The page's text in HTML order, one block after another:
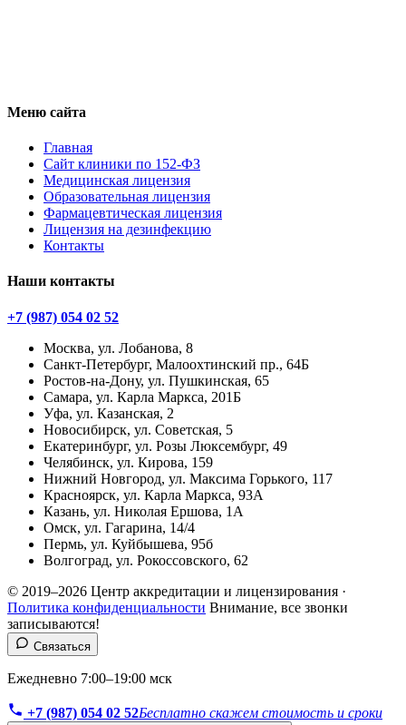
Меню сайта
Главная
Сайт клиники по 152-ФЗ
Медицинская лицензия
Образовательная лицензия
Фармацевтическая лицензия
Лицензия на дезинфекцию
Контакты
Наши контакты
+7 (987) 054 02 52
Москва, ул. Лобанова, 8
Санкт-Петербург, Малоохтинский пр., 64Б
Ростов-на-Дону, ул. Пушкинская, 65
Самара, ул. Карла Маркса, 201Б
Уфа, ул. Казанская, 2
Новосибирск, ул. Советская, 5
Екатеринбург, ул. Розы Люксембург, 49
Челябинск, ул. Кирова, 159
Нижний Новгород, ул. Максима Горького, 117
Красноярск, ул. Карла Маркса, 93А
Казань, ул. Николая Ершова, 1А
Омск, ул. Гагарина, 14/4
Пермь, ул. Куйбышева, 95б
Волгоград, ул. Рокоссовского, 62
© 2019–2026 Центр аккредитации и лицензирования ·
Политика конфиденциальности Внимание, все звонки
записываются!
Связаться
Ежедневно 7:00–19:00 мск
+7 (987) 054 02 52Бесплатно скажем стоимость и сроки